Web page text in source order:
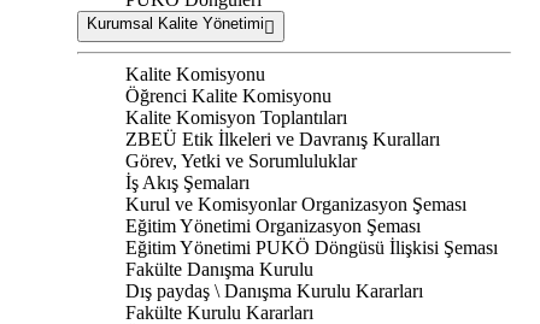
Kurumsal Kalite Yönetimi
Kalite Komisyonu
Öğrenci Kalite Komisyonu
Kalite Komisyon Toplantıları
ZBEÜ Etik İlkeleri ve Davranış Kuralları
Görev, Yetki ve Sorumluluklar
İş Akış Şemaları
Kurul ve Komisyonlar Organizasyon Şeması
Eğitim Yönetimi Organizasyon Şeması
Eğitim Yönetimi PUKÖ Döngüsü İlişkisi Şeması
Fakülte Danışma Kurulu
Dış paydaş \ Danışma Kurulu Kararları
Fakülte Kurulu Kararları